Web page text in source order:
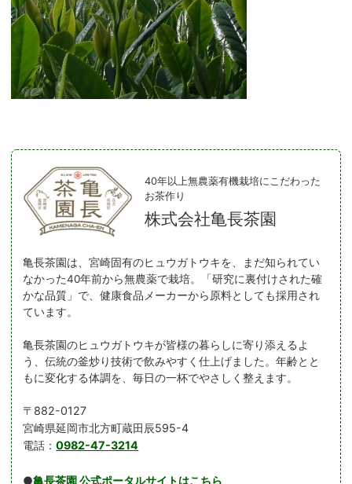
40年以上無農薬有機栽培にこだわった
お茶作り
株式会社亀長茶園
亀長茶園は、宮崎固有のヒュウガトウキを、まだ知られてい
なかった40年前から無農薬で栽培。「研究に裏付けされた確
かな品質」で、健康食品メーカーから原料としても採用され
ています。
亀長茶園のヒュウガトウキが皆様の暮らしに寄り添えるよ
う、伝統の釜炒り技術で飲みやすく仕上げました。年齢とと
もに変化する体調を、毎日の一杯でやさしく整えます。
〒882-0127
宮崎県延岡市北方町蔵田辰595-4
電話：0982-47-3214
●亀長茶園 公式ポータルサイトはこちら